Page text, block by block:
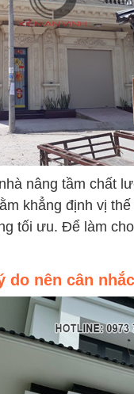
nâng tầm chất
khẳng định vị
tối ưu. Để làm
do nên cân